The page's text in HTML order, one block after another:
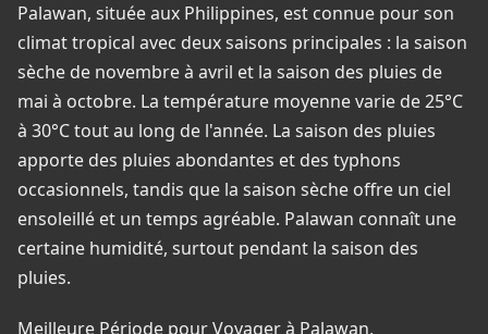
Palawan, située aux Philippines, est connue pour son
climat tropical avec deux saisons principales : la saison
sèche de novembre à avril et la saison des pluies de
mai à octobre. La température moyenne varie de 25°C
à 30°C tout au long de l'année. La saison des pluies
apporte des pluies abondantes et des typhons
occasionnels, tandis que la saison sèche offre un ciel
ensoleillé et un temps agréable. Palawan connaît une
certaine humidité, surtout pendant la saison des
pluies.
Meilleure Période pour Voyager à Palawan,